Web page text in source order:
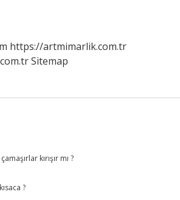
https://artmimarlik.com.tr
Sitemap
kırışır mı ?
?